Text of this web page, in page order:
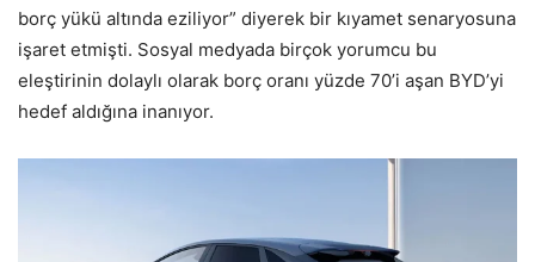
borç yükü altında eziliyor” diyerek bir kıyamet senaryosuna
işaret etmişti. Sosyal medyada birçok yorumcu bu
eleştirinin dolaylı olarak borç oranı yüzde 70’i aşan BYD’yi
hedef aldığına inanıyor.